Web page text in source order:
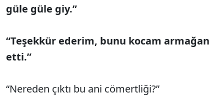
güle güle giy.”
“Teşekkür ederim, bunu kocam armağan
etti.”
“Nereden çıktı bu ani cömertliği?”